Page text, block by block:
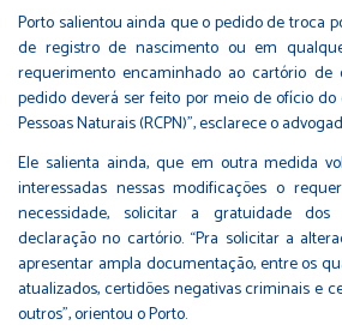
Porto salientou ainda que o pedido de troca
de registro de nascimento ou em
requerimento encaminhado ao cartório de
pedido deverá ser feito por meio de ofício
Pessoas Naturais (RCPN)”, esclarece o
Ele salienta ainda, que em outra medida
interessadas nessas modificações o
necessidade, solicitar a gratuidade dos
declaração no cartório. “Pra solicitar a
apresentar ampla documentação, entre os
atualizados, certidões negativas criminais e
outros”, orientou o Porto.